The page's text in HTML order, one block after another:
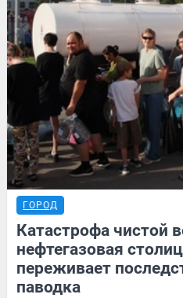
ГОРОД
Катастрофа чистой
нефтегазовая
переживает
паводка